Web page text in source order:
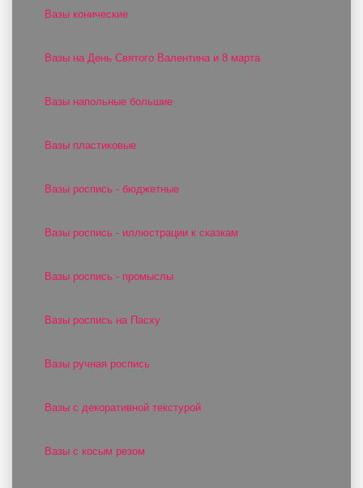
Вазы конические
Вазы на День Святого Валентина и 8 марта
Вазы напольные большие
Вазы пластиковые
Вазы роспись - бюджетные
Вазы роспись - иллюстрации к сказкам
Вазы роспись - промыслы
Вазы роспись на Пасху
Вазы ручная роспись
Вазы с декоративной текстурой
Вазы с косым резом